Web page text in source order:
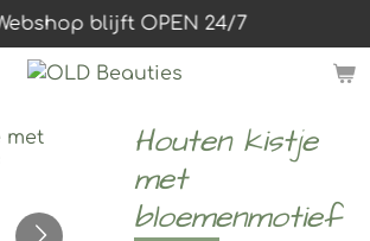
blijft OPEN 24/7
Houten kistje
met
bloemenmotief